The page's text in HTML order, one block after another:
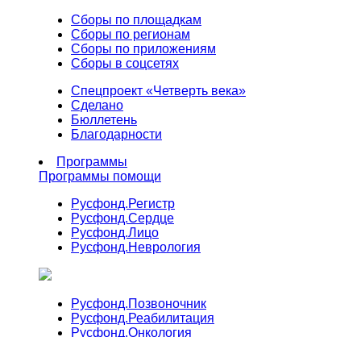
Сборы по площадкам
Сборы по регионам
Сборы по приложениям
Сборы в соцсетях
Спецпроект «Четверть века»
Сделано
Бюллетень
Благодарности
Программы
Программы помощи
Русфонд.Регистр
Русфонд.Сердце
Русфонд.Лицо
Русфонд.Неврология
Русфонд.Позвоночник
Русфонд.Реабилитация
Русфонд.Онкология